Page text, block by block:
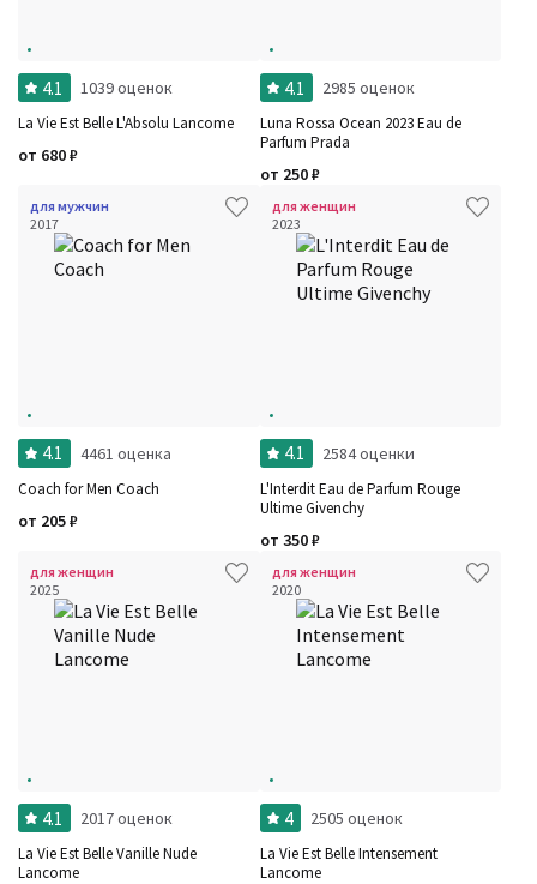
4.1 1039 оценок
La Vie Est Belle L'Absolu Lancome
от 680₽
4.1 2985 оценок
Luna Rossa Ocean 2023 Eau de
Parfum Prada
от 250₽
для мужчин
2017
4.1 4461 оценка
Coach for Men Coach
от 205₽
для женщин
2023
4.1 2584 оценки
L'Interdit Eau de Parfum Rouge
Ultime Givenchy
от 350₽
для женщин
2025
4.1 2017 оценок
La Vie Est Belle Vanille Nude
Lancome
для женщин
2020
4 2505 оценок
La Vie Est Belle Intensement
Lancome